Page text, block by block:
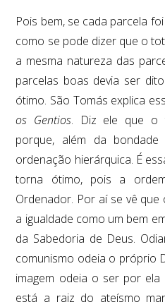
Pois bem, se cada parcela
como se pode dizer que o
a mesma natureza das
parcelas boas devia ser
ótimo. São Tomás explica
os Gentios. Diz ele que o
porque, além da
ordenação hierárquica. É
torna ótimo, pois a
Ordenador. Por aí se vê
a igualdade como um bem
da Sabedoria de Deus.
comunismo odeia o próprio
imagem odeia o ser por
está a raiz do ateísmo